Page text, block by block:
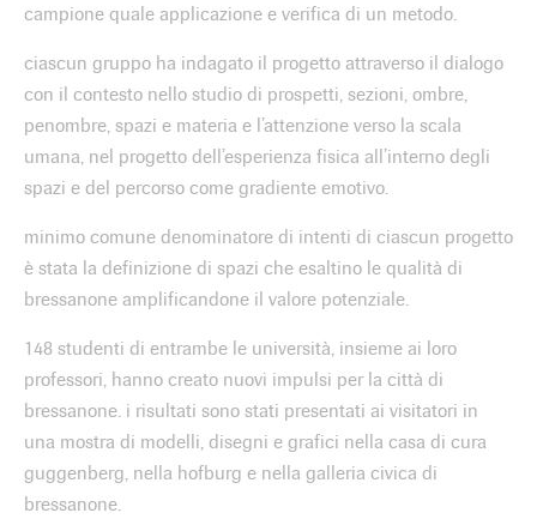
campione quale applicazione e verifica di un metodo.
ciascun gruppo ha indagato il progetto attraverso il dialogo
con il contesto nello studio di prospetti, sezioni, ombre,
penombre, spazi e materia e l’attenzione verso la scala
umana, nel progetto dell’esperienza fisica all’interno degli
spazi e del percorso come gradiente emotivo.
minimo comune denominatore di intenti di ciascun progetto
è stata la definizione di spazi che esaltino le qualità di
bressanone amplificandone il valore potenziale.
148 studenti di entrambe le università, insieme ai loro
professori, hanno creato nuovi impulsi per la città di
bressanone. i risultati sono stati presentati ai visitatori in
una mostra di modelli, disegni e grafici nella casa di cura
guggenberg, nella hofburg e nella galleria civica di
bressanone.